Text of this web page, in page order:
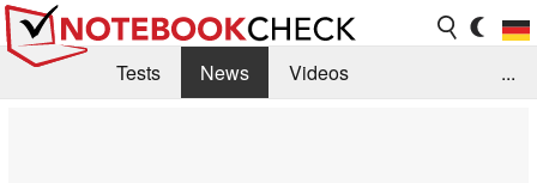
Tests News
Videos
...